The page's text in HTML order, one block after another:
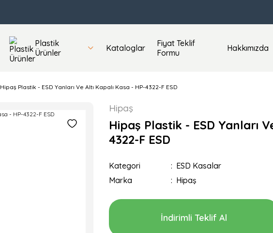
Plastik
Ürünler
Kataloglar
Fiyat Teklif
Formu
Hakkımızda
Hipaş Plastik - ESD Yanları Ve Altı Kapalı Kasa - HP-4322-F ESD
Hipaş
Hipaş Plastik - ESD Yanları
4322-F ESD
Kategori
ESD Kasalar
Marka
Hipaş
İndirimli Teklif Al